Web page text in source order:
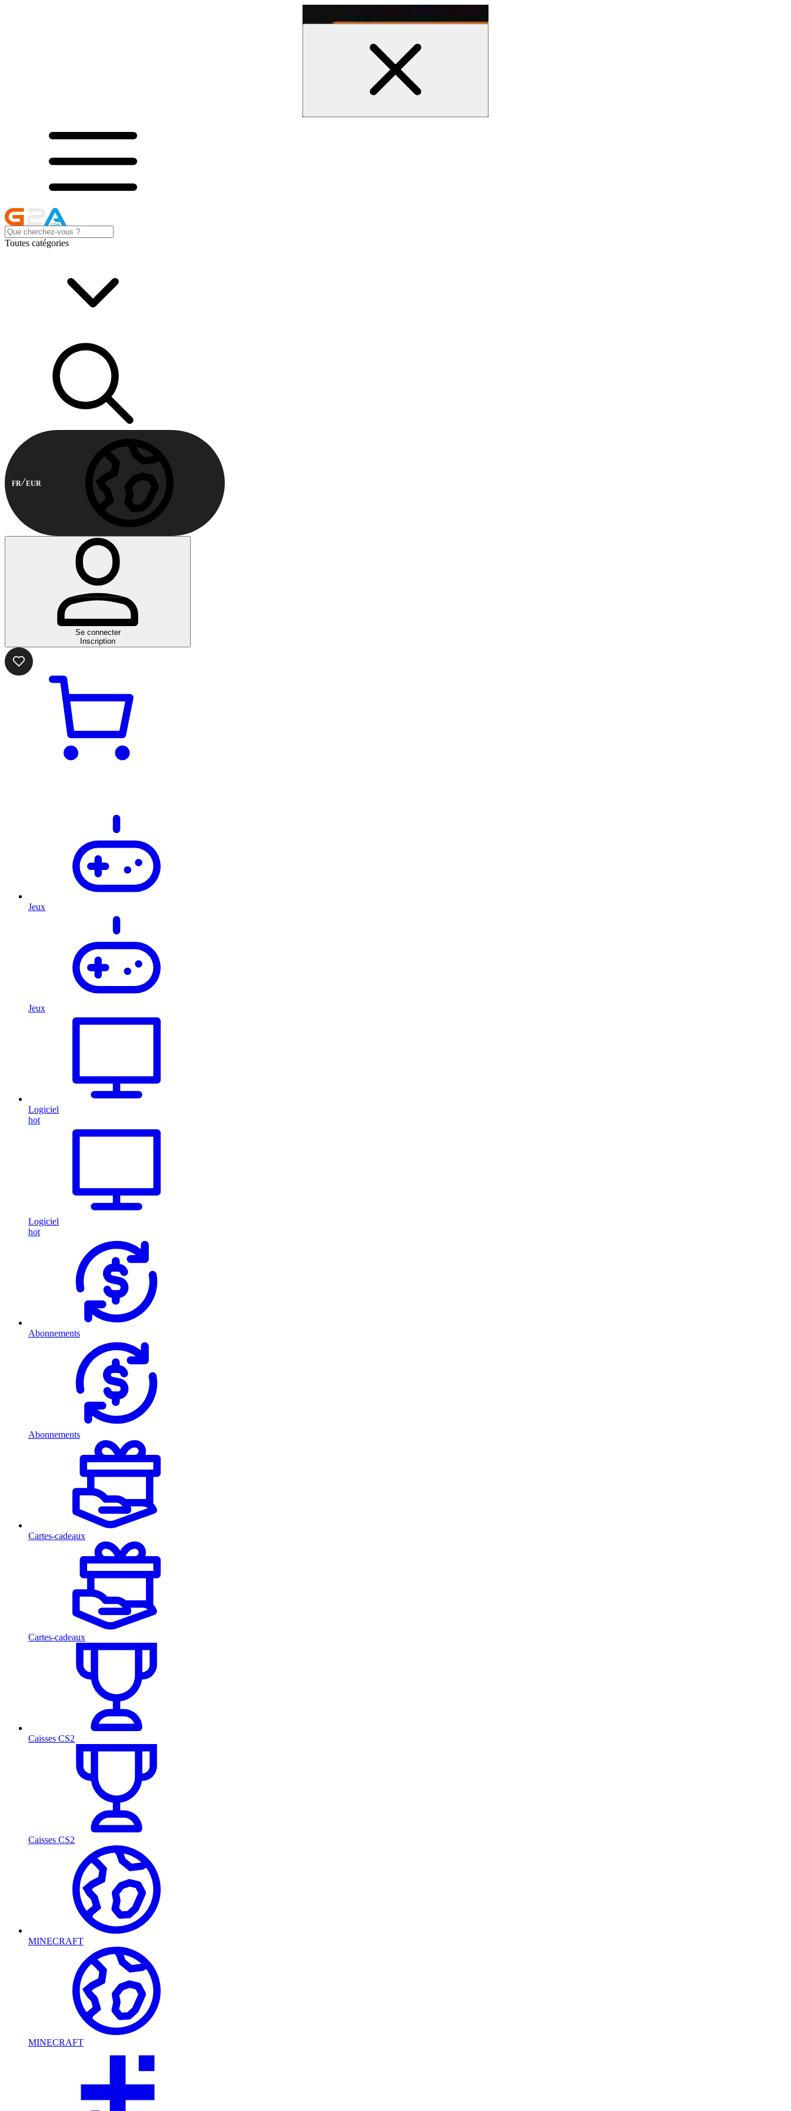
Toutes catégories
FR EUR
Se connecter
Inscription
Jeux
Jeux
Logiciel
hot
Logiciel
hot
Abonnements
Abonnements
Cartes-cadeaux
Cartes-cadeaux
Caisses CS2
Caisses CS2
MINECRAFT
MINECRAFT